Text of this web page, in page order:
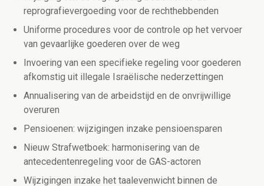
reprografievergoeding voor de rechthebbenden
Uniforme procedures voor de controle op het vervoer
van gevaarlijke goederen over de weg
Invoering van een specifieke regeling voor goederen
afkomstig uit illegale Israëlische nederzettingen
Annualisering van de arbeidstijd en de onvrijwillige
overuren
Pensioenen: wijzigingen inzake pensioensparen
Nieuw Strafwetboek: harmonisering van de
antecedentenregeling voor de GAS-actoren
Wijzigingen inzake het taalevenwicht binnen de